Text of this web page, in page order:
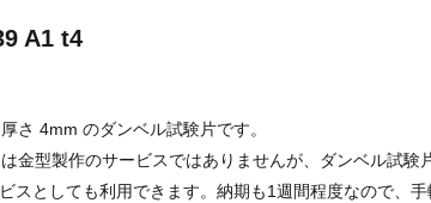
A1 t4
さ 4mm のダンベル試験片です。
金型製作のサービスではありませんが、ダンベル試験
スとしても利用できます。納期も1週間程度なので、手